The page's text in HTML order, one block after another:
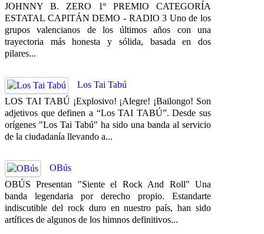
JOHNNY B. ZERO 1º PREMIO CATEGORÍA
ESTATAL CAPITÁN DEMO - RADIO 3 Uno de los
grupos valencianos de los últimos años con una
trayectoria más honesta y sólida, basada en dos
pilares...
Los Tai Tabú
LOS TAI TABÚ ¡Explosivo! ¡Alegre! ¡Bailongo! Son
adjetivos que definen a “Los TAI TABÚ”. Desde sus
orígenes "Los Tai Tabú" ha sido una banda al servicio
de la ciudadanía llevando a...
OBús
OBÚS Presentan "Siente el Rock And Roll" Una
banda legendaria por derecho propio. Estandarte
indiscutible del rock duro en nuestro país, han sido
artífices de algunos de los himnos definitivos...